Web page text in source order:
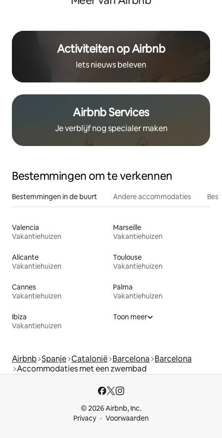
Activiteiten op Airbnb
Iets nieuws beleven
Airbnb Services
Je verblijf nog specialer maken
Bestemmingen om te verkennen
Bestemmingen in de buurt Andere accommodaties
Valencia
Vakantiehuizen
Marseille
Vakantiehuizen
Alicante
Vakantiehuizen
Toulouse
Vakantiehuizen
Cannes
Vakantiehuizen
Palma
Vakantiehuizen
Ibiza
Vakantiehuizen
Toon meer
Airbnb Spanje Catalonië Barcelona Barcelona
Accommodaties met een zwembad
© 2026 Airbnb, Inc.
Privacy
Voorwaarden